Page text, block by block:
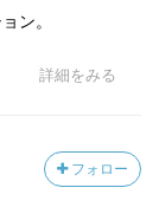
ン。
詳細をみる
フォロー